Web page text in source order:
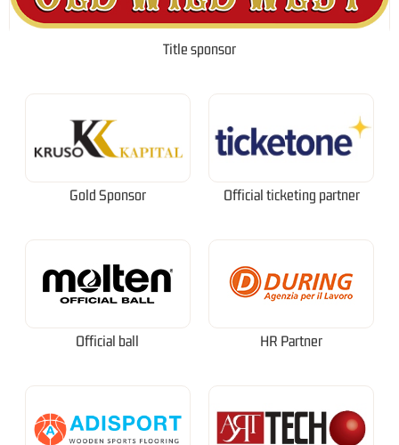
Title sponsor
Gold Sponsor Official ticketing partner
Official ball HR Partner